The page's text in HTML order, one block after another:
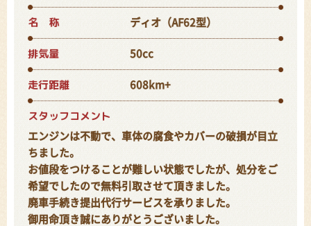
名 称 ディオ（AF62型）
排気量 50cc
走行距離 608km+
スタッフコメント
エンジンは不動で、車体の腐食やカバーの破損が目立
ちました。
お値段をつけることが難しい状態でしたが、処分をご
希望でしたので無料引取させて頂きました。
廃車手続き提出代行サービスを承りました。
御用命頂き誠にありがとうございました。